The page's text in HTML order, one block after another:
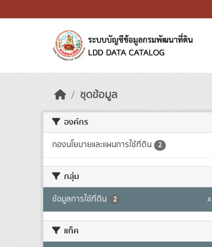
ชุดข้อมูล
องค์กร
กองนโยบายและแผนการใช้ที่ดิน 2
กลุ่ม
ข้อมูลการใช้ที่ดิน 2 x
แท็ค